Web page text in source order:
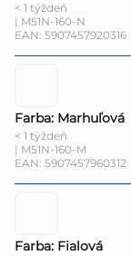
< 1 týždeň
| M51N-160-N
EAN: 5907457920316
Farba: Marhuľová
< 1 týždeň
| M51N-160-M
EAN: 5907457960312
Farba: Fialová